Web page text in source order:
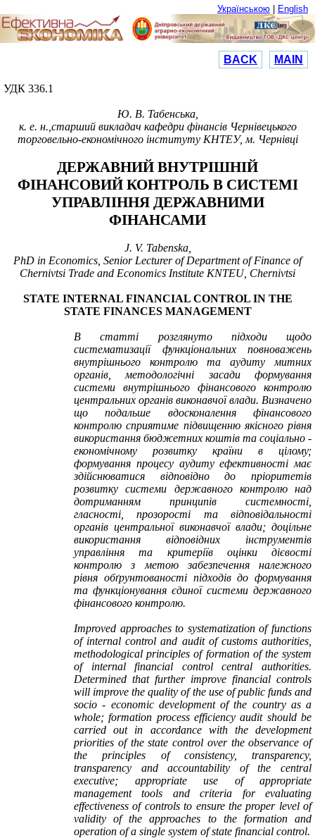
Українською English
BACK MAIN
УДК 336.1
Ю. В. Табенська,
к. е. н.,старший викладач кафедри фінансів Чернівецького
торговельно-економічного інституту КНТЕУ, м. Чернівці
ДЕРЖАВНИЙ ВНУТРІШНІЙ
ФІНАНСОВИЙ КОНТРОЛЬ В СИСТЕМІ
УПРАВЛІННЯ ДЕРЖАВНИМИ
ФІНАНСАМИ
J. V. Tabenska,
PhD in Economics, Senior Lecturer of Department of Finance of
Chernivtsi Trade and Economics Institute KNTEU, Chernivtsi
STATE INTERNAL FINANCIAL CONTROL IN THE
STATE FINANCES MANAGEMENT
В статті розглянуто підходи щодо
систематизації функціональних повноважень
внутрішнього контролю та аудиту митних
органів, методологічні засади формування
системи внутрішнього фінансового контролю
центральних органів виконавчої влади. Визначено
що подальше вдосконалення фінансового
контролю сприятиме підвищенню якісного рівня
використання бюджетних коштів та соціально -
економічному розвитку країни в цілому;
формування процесу аудиту ефективності має
здійснюватися відповідно до пріоритетів
розвитку системи державного контролю над
дотриманням принципів системності,
гласності, прозорості та відповідальності
органів центральної виконавчої влади; доцільне
використання відповідних інструментів
управління та критеріїв оцінки дієвості
контролю з метою забезпечення належного
рівня обґрунтованості підходів до формування
та функціонування єдиної системи державного
фінансового контролю.
Improved approaches to systematization of functions
of internal control and audit of customs authorities,
methodological principles of formation of the system
of internal financial control central authorities.
Determined that further improve financial controls
will improve the quality of the use of public funds and
socio - economic development of the country as a
whole; formation process efficiency audit should be
carried out in accordance with the development
priorities of the state control over the observance of
the principles of consistency, transparency,
transparency and accountability of the central
executive; appropriate use of appropriate
management tools and criteria for evaluating
effectiveness of controls to ensure the proper level of
validity of the approaches to the formation and
operation of a single system of state financial control.